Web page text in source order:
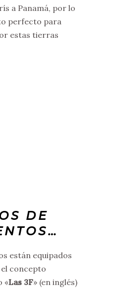
a Panamá, por lo
perfecto para
estas tierras
DE
están equipados
concepto
«Las 3F» (en inglés)